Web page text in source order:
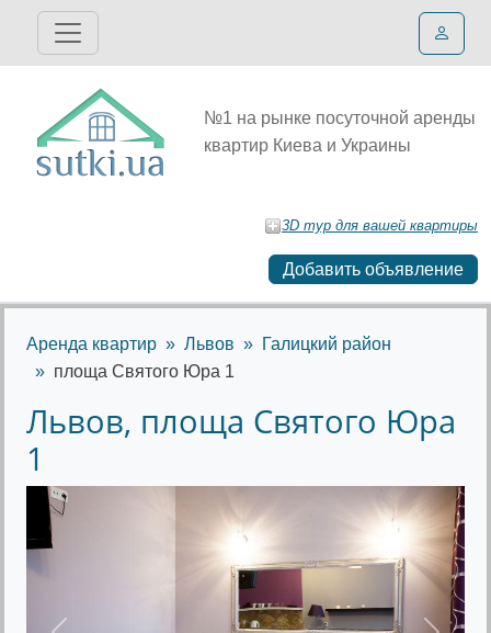
№1 на рынке посуточной аренды
квартир Киева и Украины
3D тур для вашей квартиры
Добавить объявление
Аренда квартир Львов
Галицкий район
площа Святого Юра 1
Львов, площа Святого Юра
1